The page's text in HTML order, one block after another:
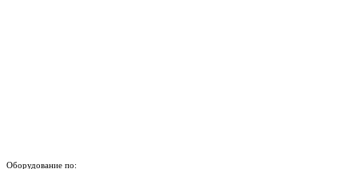
Оборудование по: